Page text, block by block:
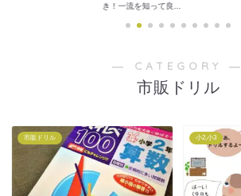
き！一流を知って良...
― CATEGORY ―
市販ドリル
市販ドリル 小2,小3